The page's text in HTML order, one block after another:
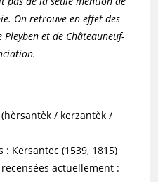
On retrouve en effet des
et de Châteauneuf-
/ kerzantèk /
Kersantec (1539, 1815)
actuellement :